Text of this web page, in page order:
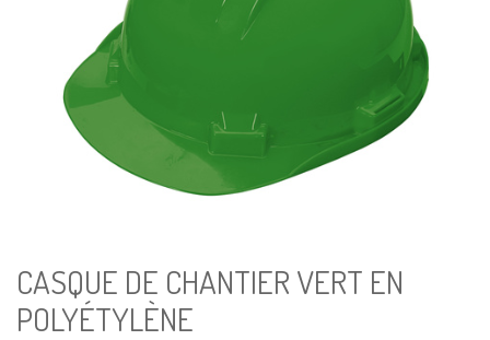
CASQUE DE CHANTIER VERT EN
POLYÉTYLÈNE